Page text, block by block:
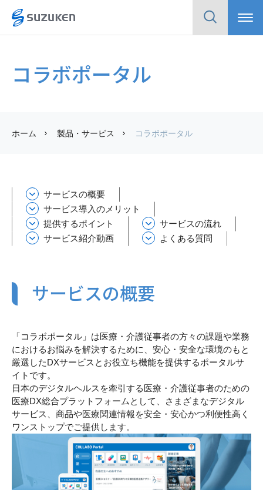
メ
ニ
検
索
コラボポータル
ホーム 製品・サービス コラボポータル
サービスの概要
サービス導入のメリット
提供するポイント
サービスの流れ
サービス紹介動画
よくある質問
サービスの概要
「コラボポータル」は医療・介護従事者の方々の課題や業務
におけるお悩みを解決するために、安心・安全な環境のもと
厳選したDXサービスとお役立ち機能を提供するポータルサ
イトです。
日本のデジタルヘルスを牽引する医療・介護従事者のための
医療DX総合プラットフォームとして、さまざまなデジタル
サービス、商品や医療関連情報を安全・安心かつ利便性高く
ワンストップでご提供します。